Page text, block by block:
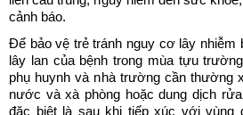
cảnh báo.
Để bảo vệ trẻ tránh nguy cơ lây nhiễm
lây lan của bệnh trong mùa tựu
phụ huynh và nhà trường cần thường
nước và xà phòng hoặc dung dịch
đặc biệt là sau khi tiếp xúc với vùng